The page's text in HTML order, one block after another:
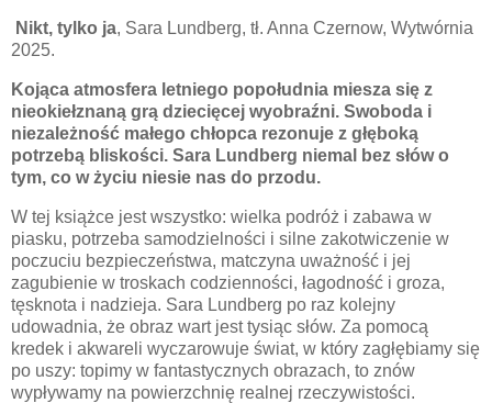
Nikt, tylko ja, Sara Lundberg, tł. Anna Czernow, Wytwórnia
2025.
Kojąca atmosfera letniego popołudnia miesza się z
nieokiełznaną grą dziecięcej wyobraźni. Swoboda i
niezależność małego chłopca rezonuje z głęboką
potrzebą bliskości. Sara Lundberg niemal bez słów o
tym, co w życiu niesie nas do przodu.
W tej książce jest wszystko: wielka podróż i zabawa w
piasku, potrzeba samodzielności i silne zakotwiczenie w
poczuciu bezpieczeństwa, matczyna uważność i jej
zagubienie w troskach codzienności, łagodność i groza,
tęsknota i nadzieja. Sara Lundberg po raz kolejny
udowadnia, że obraz wart jest tysiąc słów. Za pomocą
kredek i akwareli wyczarowuje świat, w który zagłębiamy się
po uszy: topimy w fantastycznych obrazach, to znów
wypływamy na powierzchnię realnej rzeczywistości.